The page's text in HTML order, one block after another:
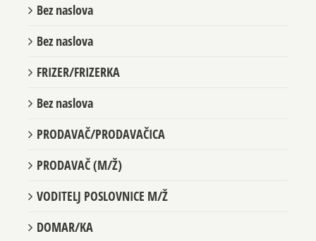
Bez naslova
Bez naslova
FRIZER/FRIZERKA
Bez naslova
PRODAVAČ/PRODAVAČICA
PRODAVAČ (M/Ž)
VODITELJ POSLOVNICE M/Ž
DOMAR/KA